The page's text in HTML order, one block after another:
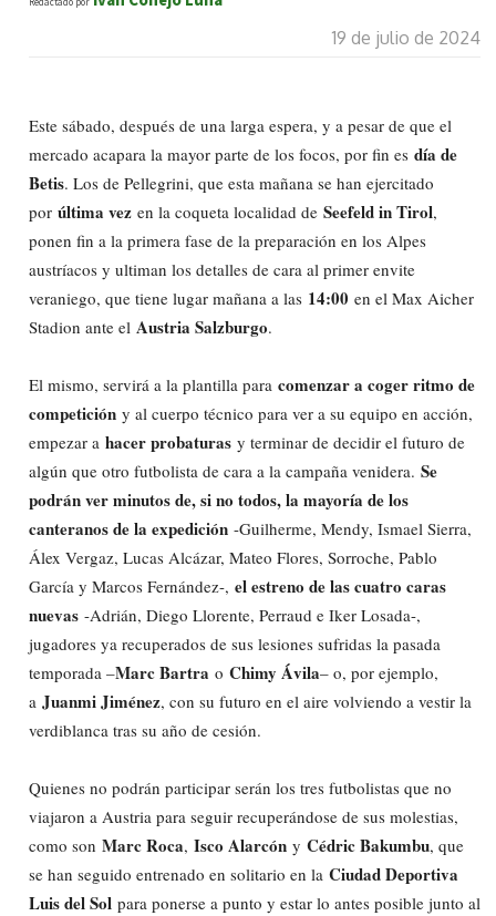
19 de julio de 2024
Este sábado, después de una larga espera, y a pesar de que el
mercado acapara la mayor parte de los focos, por fin es día de
Betis. Los de Pellegrini, que esta mañana se han ejercitado
por última vez en la coqueta localidad de Seefeld in Tirol,
ponen fin a la primera fase de la preparación en los Alpes
austríacos y ultiman los detalles de cara al primer envite
veraniego, que tiene lugar mañana a las 14:00 en el Max Aicher
Stadion ante el Austria Salzburgo.
El mismo, servirá a la plantilla para comenzar a coger ritmo de
competición y al cuerpo técnico para ver a su equipo en acción,
empezar a hacer probaturas y terminar de decidir el futuro de
algún que otro futbolista de cara a la campaña venidera. Se
podrán ver minutos de, si no todos, la mayoría de los
canteranos de la expedición -Guilherme, Mendy, Ismael Sierra,
Álex Vergaz, Lucas Alcázar, Mateo Flores, Sorroche, Pablo
García y Marcos Fernández-, el estreno de las cuatro caras
nuevas -Adrián, Diego Llorente, Perraud e Iker Losada-,
jugadores ya recuperados de sus lesiones sufridas la pasada
temporada –Marc Bartra o Chimy Ávila– o, por ejemplo,
a Juanmi Jiménez, con su futuro en el aire volviendo a vestir la
verdiblanca tras su año de cesión.
Quienes no podrán participar serán los tres futbolistas que no
viajaron a Austria para seguir recuperándose de sus molestias,
como son Marc Roca, Isco Alarcón y Cédric Bakumbu, que
se han seguido entrenado en solitario en la Ciudad Deportiva
Luis del Sol para ponerse a punto y estar lo antes posible junto al